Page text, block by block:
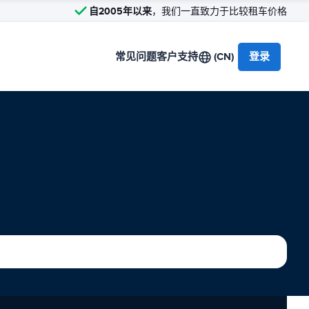
自2005年以来，我们一直致力于比较租车价格
常见问题客户支持 (CN) 登录